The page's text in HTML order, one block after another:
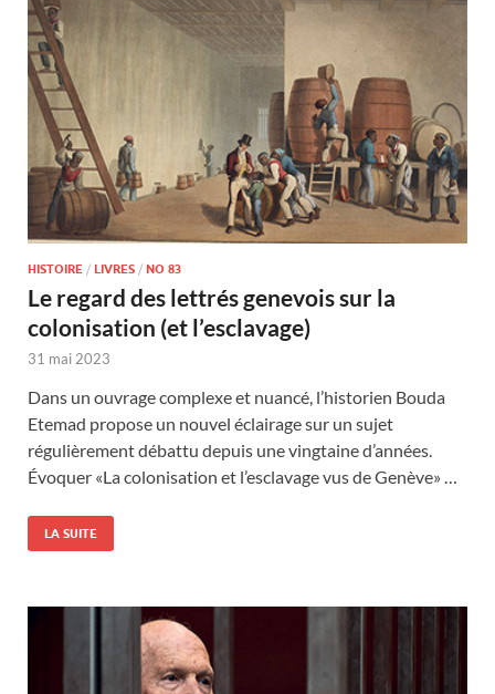
HISTOIRE / LIVRES / NO 83
Le regard des lettrés genevois sur la
colonisation (et l’esclavage)
31 mai 2023
Dans un ouvrage complexe et nuancé, l’historien Bouda
Etemad propose un nouvel éclairage sur un sujet
régulièrement débattu depuis une vingtaine d’années.
Évoquer «La colonisation et l’esclavage vus de Genève» …
LA SUITE